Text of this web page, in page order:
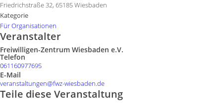
Friedrichstraße 32, 65185 Wiesbaden
Kategorie
Für Organisationen
Veranstalter
Freiwilligen-Zentrum Wiesbaden e.V.
Telefon
061160977695
E-Mail
veranstaltungen@fwz-wiesbaden.de
Teile diese Veranstaltung